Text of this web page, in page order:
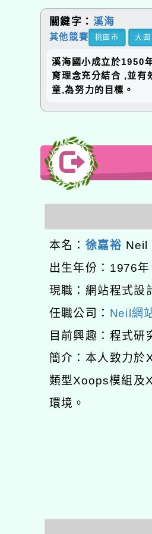
關鍵字： 溪海
其他競賽 桃園市 大園
溪海國小成立於1950
育理念充分結合 ,並有
童,為努力的目標。
本名： 徐嘉裕 Neil
出生年份：1976年
現職：網站程式設
任職公司： Neil網
目前興趣：程式研
簡介：本人致力於
類型Xoops模組及
環境。